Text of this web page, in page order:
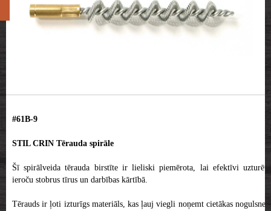
#61B-9
STIL CRIN Tērauda spirāle
Šī spirālveida tērauda birstīte ir lieliski piemērota, lai efektīvi uzturētu
ieroču stobrus tīrus un darbības kārtībā.
Tērauds ir ļoti izturīgs materiāls, kas ļauj viegli noņemt cietākas nogulsnes,